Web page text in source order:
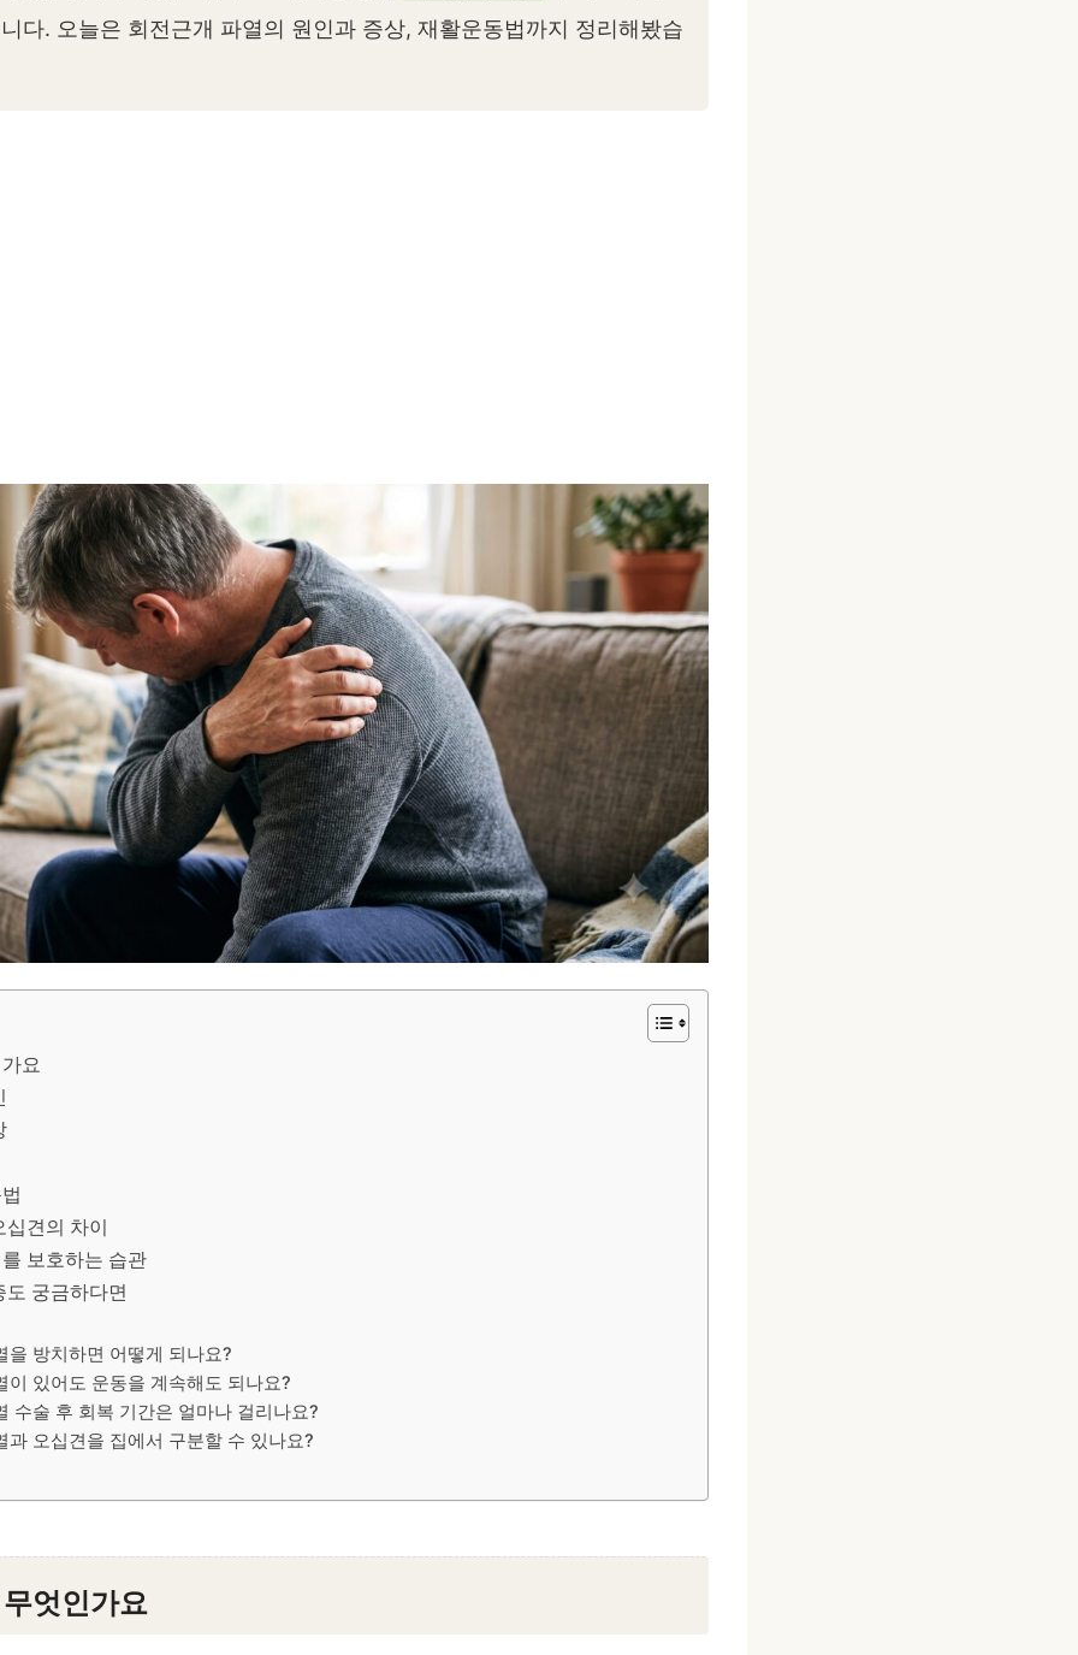
다. 오늘은 회전근개 파열의 원인과 증상, 재활운동법까지 정리해봤습
요
견의 차이
보호하는 습관
궁금하다면
을 방치하면 어떻게 되나요?
이 있어도 운동을 계속해도 되나요?
수술 후 회복 기간은 얼마나 걸리나요?
과 오십견을 집에서 구분할 수 있나요?
엇인가요